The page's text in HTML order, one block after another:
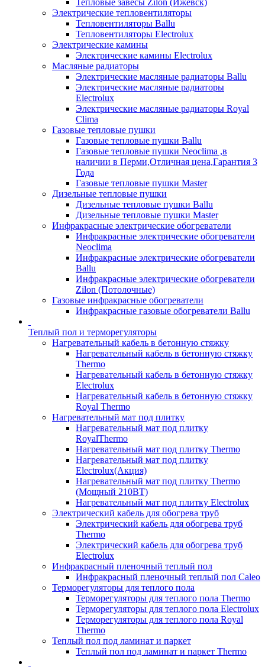
Тепловые завесы Zilon (Ижевск)
Электрические тепловентиляторы
Тепловентиляторы Ballu
Тепловентиляторы Electrolux
Электрические камины
Электрические камины Electrolux
Масляные радиаторы
Электрические масляные радиаторы Ballu
Электрические масляные радиаторы
Electrolux
Электрические масляные радиаторы Royal
Clima
Газовые тепловые пушки
Газовые тепловые пушки Ballu
Газовые тепловые пушки Neoclima ,в
наличии в Перми,Отличная цена,Гарантия 3
Года
Газовые тепловые пушки Master
Дизельные тепловые пушки
Дизельные тепловые пушки Ballu
Дизельные тепловые пушки Master
Инфракрасные электрические обогреватели
Инфракрасные электрические обогреватели
Neoclima
Инфракрасные электрические обогреватели
Ballu
Инфракрасные электрические обогреватели
Zilon (Потолочные)
Газовые инфракрасные обогреватели
Инфракрасные газовые обогреватели Ballu
Теплый пол и терморегуляторы
Нагревательный кабель в бетонную стяжку
Нагревательный кабель в бетонную стяжку
Thermo
Нагревательный кабель в бетонную стяжку
Electrolux
Нагревательный кабель в бетонную стяжку
Royal Thermo
Нагревательный мат под плитку
Нагревательный мат под плитку
RoyalThermo
Нагревательный мат под плитку Thermo
Нагревательный мат под плитку
Electrolux(Акция)
Нагревательный мат под плитку Thermo
(Мощный 210ВТ)
Нагревательный мат под плитку Electrolux
Электрический кабель для обогрева труб
Электрический кабель для обогрева труб
Thermo
Электрический кабель для обогрева труб
Electrolux
Инфракрасный пленочный теплый пол
Инфракрасный пленочный теплый пол Caleo
Терморегуляторы для теплого пола
Терморегуляторы для теплого пола Thermo
Терморегуляторы для теплого пола Electrolux
Терморегуляторы для теплого пола Royal
Thermo
Теплый пол под ламинат и паркет
Теплый пол под ламинат и паркет Thermo